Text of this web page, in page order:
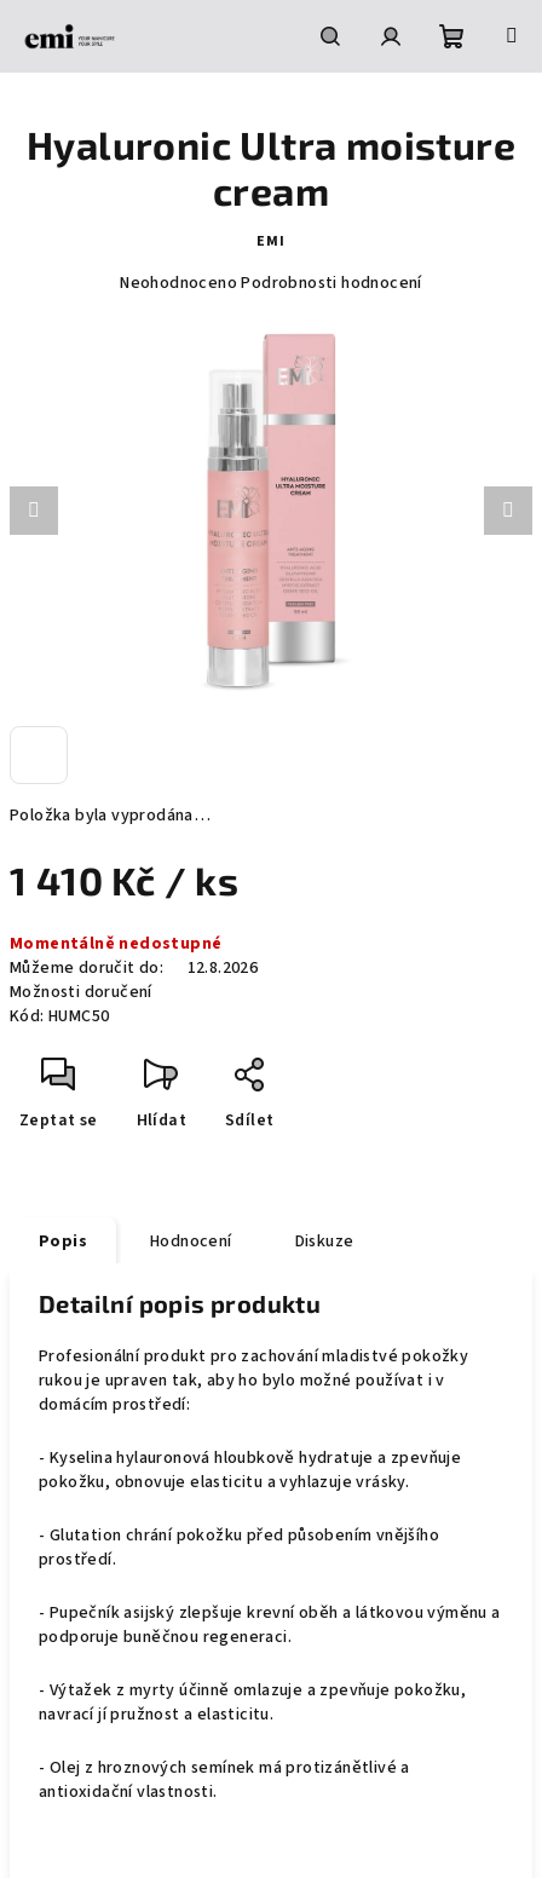
HledatPřihlášeníNákupní
košík
Položka byla vyprodána…
1 410 Kč / ks
cena:
Momentálně nedostupné
Můžeme doručit do:
12.8.2026
Možnosti doručení
Kód: HUMC50
Zeptat se Hlídat Sdílet
Hyaluronic Ultra moisture
cream
EMI
Průměrné
Neohodnoceno Podrobnosti hodnocení
Popis Hodnocení Diskuze
Detailní popis produktu
Profesionální produkt pro zachování mladistvé pokožky
rukou je upraven tak, aby ho bylo možné používat i v
domácím prostředí:
- Kyselina hylauronová hloubkově hydratuje a zpevňuje
pokožku, obnovuje elasticitu a vyhlazuje vrásky.
- Glutation chrání pokožku před působením vnějšího
prostředí.
- Pupečník asijský zlepšuje krevní oběh a látkovou výměnu a
podporuje buněčnou regeneraci.
- Výtažek z myrty účinně omlazuje a zpevňuje pokožku,
navrací jí pružnost a elasticitu.
- Olej z hroznových semínek má protizánětlivé a
antioxidační vlastnosti.